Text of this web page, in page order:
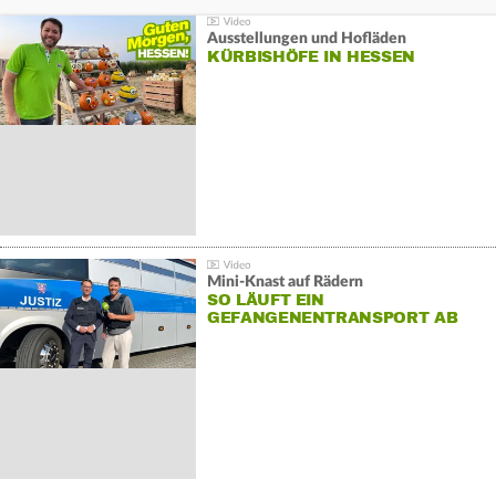
Ausstellungen und Hofläden
KÜRBISHÖFE IN HESSEN
Mini-Knast auf Rädern
SO LÄUFT EIN
GEFANGENENTRANSPORT AB